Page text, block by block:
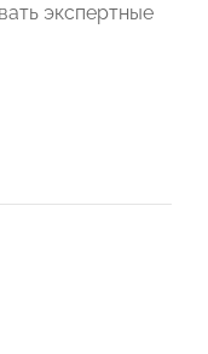
экспертные